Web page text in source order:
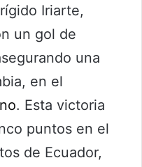
Iriarte,
un gol de
una
en el
. Esta victoria
puntos en el
de Ecuador,